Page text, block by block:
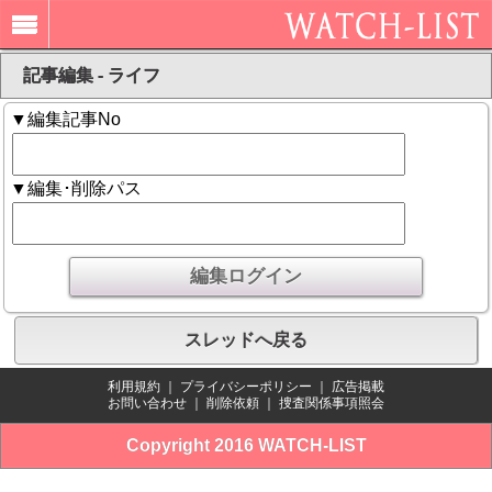
記事編集 - ライフ
▼編集記事No
▼編集･削除パス
スレッドへ戻る
利用規約 プライバシーポリシー
広告掲載
お問い合わせ
削除依頼 捜査関係事項照会
Copyright 2016 WATCH-LIST